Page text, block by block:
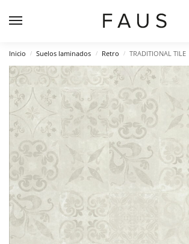
Inicio / Suelos laminados / Retro / TRADITIONAL TILE